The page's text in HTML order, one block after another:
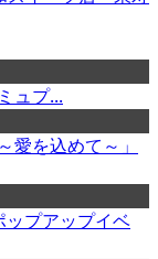
ュプ...
愛を込めて～」
ップアップイベ